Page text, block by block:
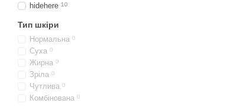
hidehere 10
Тип шкіри
Нормальна 0
Суха 0
Жирна 0
Зріла 0
Чутлива 0
Комбінована 0